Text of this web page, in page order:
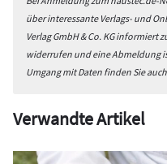
über interessante Verlags- und
Verlag GmbH & Co. KG informiert
widerrufen und eine Abmeldung
Umgang mit Daten finden Sie
Verwandte Artikel